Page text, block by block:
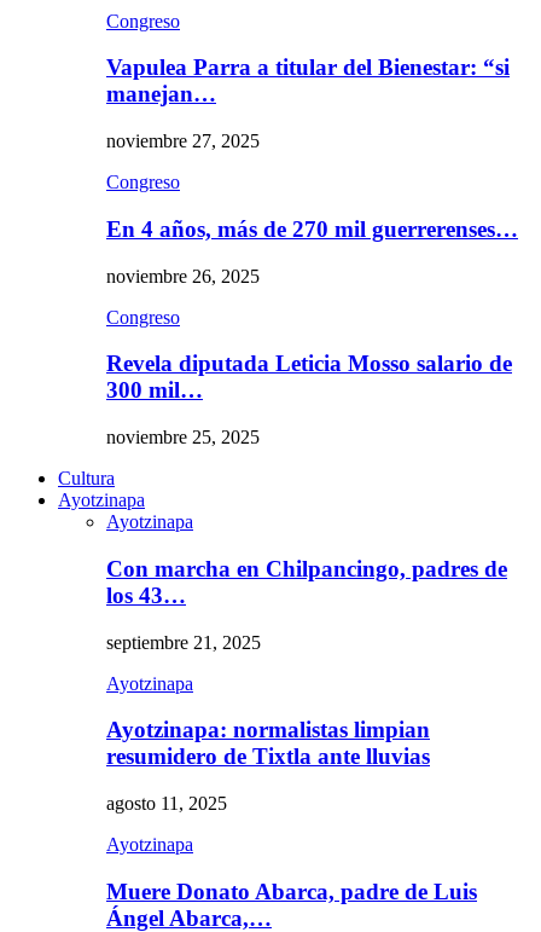
Congreso
Vapulea Parra a titular del Bienestar: “si
manejan…
noviembre 27, 2025
Congreso
En 4 años, más de 270 mil guerrerenses…
noviembre 26, 2025
Congreso
Revela diputada Leticia Mosso salario de
300 mil…
noviembre 25, 2025
Cultura
Ayotzinapa
Ayotzinapa
Con marcha en Chilpancingo, padres de
los 43…
septiembre 21, 2025
Ayotzinapa
Ayotzinapa: normalistas limpian
resumidero de Tixtla ante lluvias
agosto 11, 2025
Ayotzinapa
Muere Donato Abarca, padre de Luis
Ángel Abarca,…